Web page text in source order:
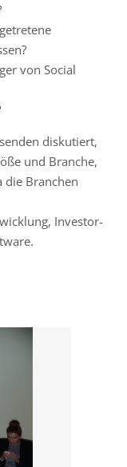
von Social
diskutiert,
und Branche,
die Branchen
Investor-